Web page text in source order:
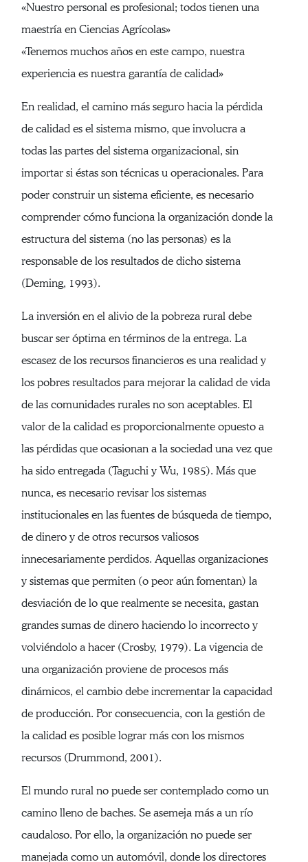
«Nuestro personal es profesional; todos tienen una
maestría en Ciencias Agrícolas»
«Tenemos muchos años en este campo, nuestra
experiencia es nuestra garantía de calidad»
En realidad, el camino más seguro hacia la pérdida
de calidad es el sistema mismo, que involucra a
todas las partes del sistema organizacional, sin
importar si éstas son técnicas u operacionales. Para
poder construir un sistema eficiente, es necesario
comprender cómo funciona la organización donde la
estructura del sistema (no las personas) es la
responsable de los resultados de dicho sistema
(Deming, 1993).
La inversión en el alivio de la pobreza rural debe
buscar ser óptima en términos de la entrega. La
escasez de los recursos financieros es una realidad y
los pobres resultados para mejorar la calidad de vida
de las comunidades rurales no son aceptables. El
valor de la calidad es proporcionalmente opuesto a
las pérdidas que ocasionan a la sociedad una vez que
ha sido entregada (Taguchi y Wu, 1985). Más que
nunca, es necesario revisar los sistemas
institucionales en las fuentes de búsqueda de tiempo,
de dinero y de otros recursos valiosos
innecesariamente perdidos. Aquellas organizaciones
y sistemas que permiten (o peor aún fomentan) la
desviación de lo que realmente se necesita, gastan
grandes sumas de dinero haciendo lo incorrecto y
volviéndolo a hacer (Crosby, 1979). La vigencia de
una organización proviene de procesos más
dinámicos, el cambio debe incrementar la capacidad
de producción. Por consecuencia, con la gestión de
la calidad es posible lograr más con los mismos
recursos (Drummond, 2001).
El mundo rural no puede ser contemplado como un
camino lleno de baches. Se asemeja más a un río
caudaloso. Por ello, la organización no puede ser
manejada como un automóvil, donde los directores